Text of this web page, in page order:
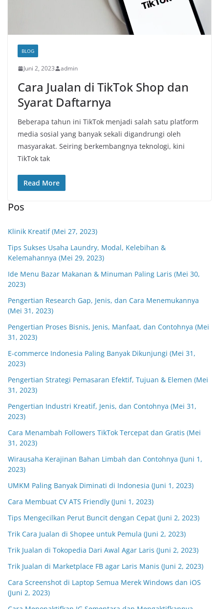
BLOG
Juni 2, 2023 admin
Cara Jualan di TikTok Shop dan
Syarat Daftarnya
Beberapa tahun ini TikTok menjadi salah satu platform
media sosial yang banyak sekali digandrungi oleh
masyarakat. Seiring berkembangnya teknologi, kini
TikTok tak
Read More
Pos
Klinik Kreatif (Mei 27, 2023)
Tips Sukses Usaha Laundry, Modal, Kelebihan &
Kelemahannya (Mei 29, 2023)
Ide Menu Bazar Makanan & Minuman Paling Laris (Mei 30,
2023)
Pengertian Research Gap, Jenis, dan Cara Menemukannya
(Mei 31, 2023)
Pengertian Proses Bisnis, Jenis, Manfaat, dan Contohnya (Mei
31, 2023)
E-commerce Indonesia Paling Banyak Dikunjungi (Mei 31,
2023)
Pengertian Strategi Pemasaran Efektif, Tujuan & Elemen (Mei
31, 2023)
Pengertian Industri Kreatif, Jenis, dan Contohnya (Mei 31,
2023)
Cara Menambah Followers TikTok Tercepat dan Gratis (Mei
31, 2023)
Wirausaha Kerajinan Bahan Limbah dan Contohnya (Juni 1,
2023)
UMKM Paling Banyak Diminati di Indonesia (Juni 1, 2023)
Cara Membuat CV ATS Friendly (Juni 1, 2023)
Tips Mengecilkan Perut Buncit dengan Cepat (Juni 2, 2023)
Trik Cara Jualan di Shopee untuk Pemula (Juni 2, 2023)
Trik Jualan di Tokopedia Dari Awal Agar Laris (Juni 2, 2023)
Trik Jualan di Marketplace FB agar Laris Manis (Juni 2, 2023)
Cara Screenshot di Laptop Semua Merek Windows dan iOS
(Juni 2, 2023)